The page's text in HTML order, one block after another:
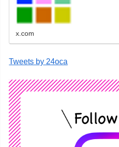
x.com
Tweets by 24oca